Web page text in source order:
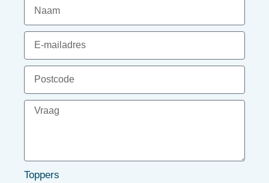
Toppers